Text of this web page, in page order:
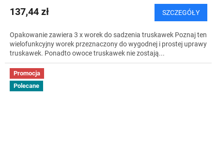
137,44 zł SZCZEGÓŁY
Opakowanie zawiera 3 x worek do sadzenia truskawek Poznaj ten
wielofunkcyjny worek przeznaczony do wygodnej i prostej uprawy
truskawek. Ponadto owoce truskawek nie zostają...
Promocja
Polecane